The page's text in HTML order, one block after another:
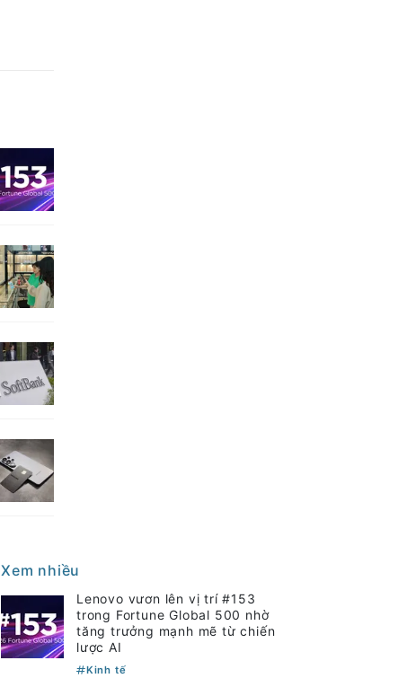
Xem nhiều
Lenovo vươn lên vị trí #153
trong Fortune Global 500 nhờ
tăng trưởng mạnh mẽ từ chiến
lược AI
Kinh tế